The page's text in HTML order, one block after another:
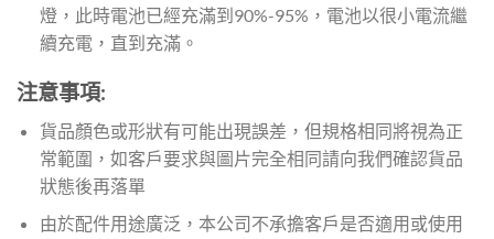
燈，此時電池已經充滿到90%-95%，電池以很小電流繼
續充電，直到充滿。
注意事項:
貨品顏色或形狀有可能出現誤差，但規格相同將視為正
常範圍，如客戶要求與圖片完全相同請向我們確認貨品
狀態後再落單
由於配件用途廣泛，本公司不承擔客戶是否適用或使用